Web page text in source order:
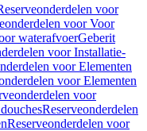
voor
voor Voor
waterafvoerGeberit
voor Installatie-
voor Elementen
voor Elementen
voor
Reserveonderdelen
Reserveonderdelen voor